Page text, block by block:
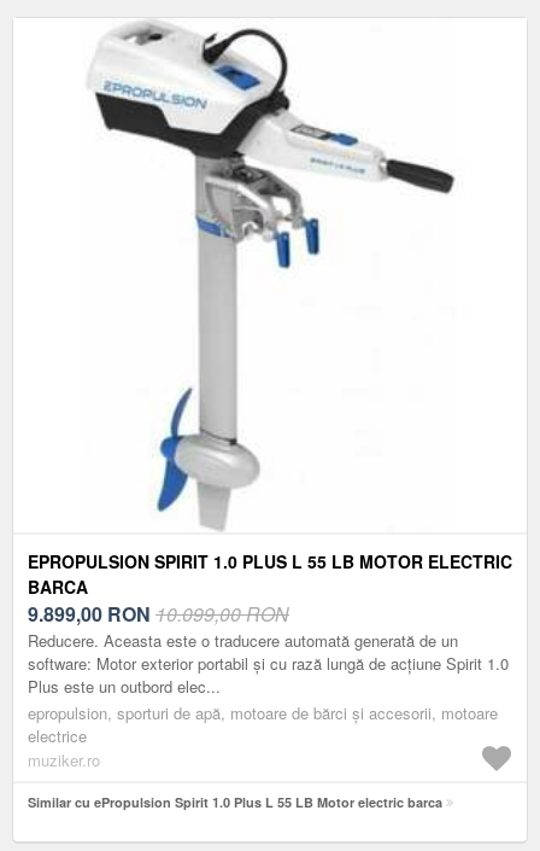
EPROPULSION SPIRIT 1.0 PLUS L 55 LB MOTOR ELECTRIC
BARCA
9.899,00 RON 10.099,00 RON
Reducere. Aceasta este o traducere automată generată de un
software: Motor exterior portabil și cu rază lungă de acțiune Spirit 1.0
Plus este un outbord elec...
epropulsion, sporturi de apă, motoare de bărci și accesorii, motoare
electrice
muziker.ro
Similar cu ePropulsion Spirit 1.0 Plus L 55 LB Motor electric barca